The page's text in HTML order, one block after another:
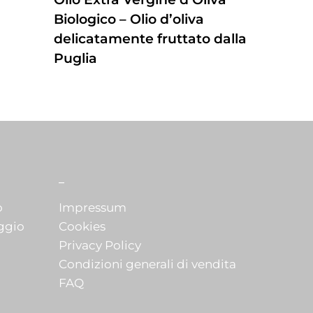
prodotto
ha
più
varianti.
del
prodotto
Biologico – Olio d’oliva
delicatamente fruttato dalla
Puglia
ha
possono
essere
scelte
nella
pagina
Impressum
Cookies
Privacy Policy
Condizioni generali di vendita
FAQ